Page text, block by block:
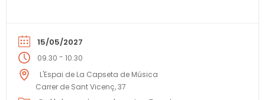
15/05/2027
09.30 - 10.30
L'Espai de La Capseta de Música
Carrer de Sant Vicenç, 37